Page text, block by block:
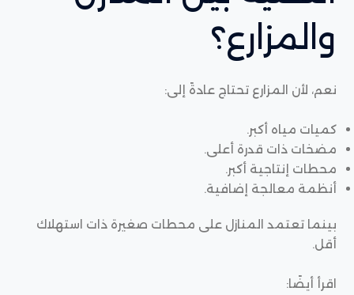
والمزارع؟
نعم، لأن المزارع تحتاج عادةً إلى:
كميات مياه أكبر.
مضخات ذات قدرة أعلى.
محطات إنتاجية أكبر.
أنظمة معالجة إضافية.
بينما تعتمد المنازل على محطات صغيرة ذات استهلاك
أقل.
اقرأ أيضًا: